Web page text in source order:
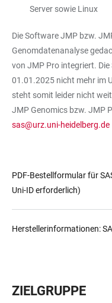
Server sowie Linux
Die Software JMP bzw.
Genomdatenanalyse
von JMP Pro integriert.
01.01.2025 nicht mehr im
steht somit leider nicht
JMP Genomics bzw. JMP
sas@urz.uni-heidelberg.de
PDF-Bestellformular für
Uni-ID erforderlich)
Herstellerinformationen:
ZIELGRUPPE